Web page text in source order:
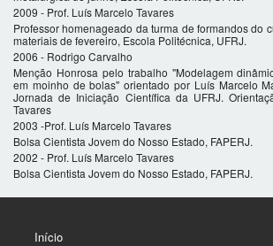
2009 - Prof. Luís Marcelo Tavares
Professor homenageado da turma de formandos do
materiais de fevereiro, Escola Politécnica, UFRJ.
2006 - Rodrigo Carvalho
Menção Honrosa pelo trabalho "Modelagem
em moinho de bolas" orientado por Luís Marcelo
Jornada de Iniciação Científica da UFRJ.
Tavares
2003 -Prof. Luís Marcelo Tavares
Bolsa Cientista Jovem do Nosso Estado, FAPERJ.
2002 - Prof. Luís Marcelo Tavares
Bolsa Cientista Jovem do Nosso Estado, FAPERJ.
Início